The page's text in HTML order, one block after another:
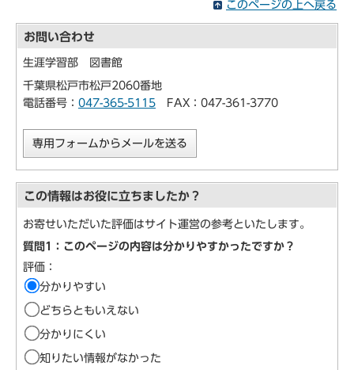
このページの上へ戻る
お問い合わせ
生涯学習部 図書館
千葉県松戸市松戸2060番地
電話番号： 047-365-5115 FAX：047-361-3770
専用フォームからメールを送る
この情報はお役に立ちましたか？
お寄せいただいた評価はサイト運営の参考といたします。
質問1：このページの内容は分かりやすかったですか？
評価：
分かりやすい
どちらともいえない
分かりにくい
知りたい情報がなかった